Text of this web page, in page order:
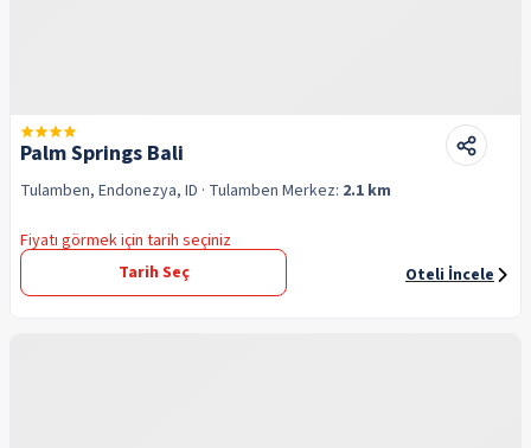
Palm Springs Bali
Tulamben, Endonezya, ID · Tulamben Merkez: 2.1 km
Fiyatı görmek için tarih seçiniz
Tarih Seç
Oteli İncele